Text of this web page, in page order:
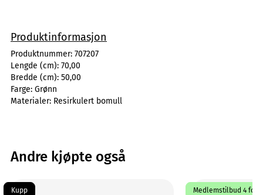
Produktinformasjon
Produktnummer: 707207
Lengde (cm): 70,00
Bredde (cm): 50,00
Farge: Grønn
Materialer: Resirkulert bomull
Andre kjøpte også
Kupp Medlemstilbud 4 for 3